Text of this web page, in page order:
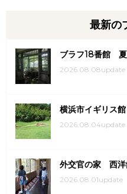
最新の
ブラフ18番館 夏
2026.08.08update
横浜市イギリス
2026.08.04update
外交官の家 西洋
2026.08.01update